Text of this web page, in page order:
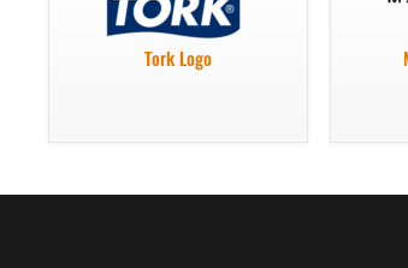
Tork Logo